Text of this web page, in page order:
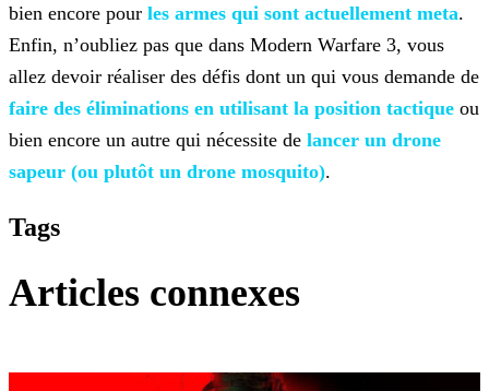
bien encore pour les armes qui sont actuellement meta.
Enfin, n’oubliez pas que dans Modern Warfare 3, vous
allez devoir réaliser des défis dont un qui vous demande de
faire des éliminations en utilisant la position tactique ou
bien encore un autre qui nécessite de lancer un drone
sapeur (ou plutôt un drone mosquito).
Tags
Articles connexes